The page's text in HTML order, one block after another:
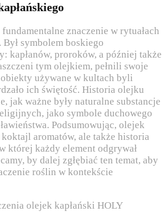
znaczenie w rytuałach
symbolem boskiego
kapłanów, proroków, a później także
tym olejkiem, pełnili swoje
używane w kultach byli
ich świętość. Historia olejku
jak ważne były naturalne substancje
jako symbole duchowego
Podsumowując, olejek
aromatów, ale także historia
której każdy element odgrywał
by dalej zgłębiać ten temat, aby
roślin w kontekście